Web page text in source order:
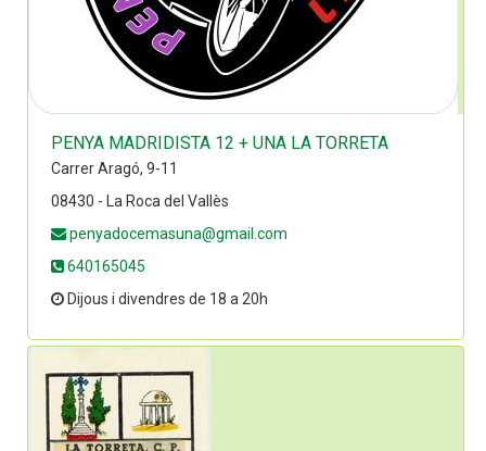
PENYA MADRIDISTA 12 + UNA LA TORRETA
Carrer Aragó, 9-11
08430 - La Roca del Vallès
penyadocemasuna@gmail.com
640165045
Dijous i divendres de 18 a 20h